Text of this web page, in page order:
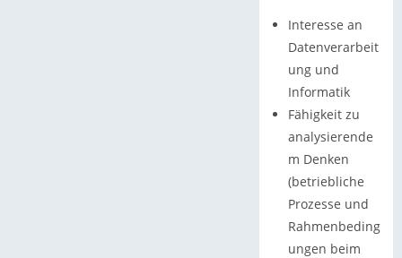
Interesse an
Datenverarbeit
ung und
Informatik
Fähigkeit zu
analysierende
m Denken
(betriebliche
Prozesse und
Rahmenbeding
ungen beim